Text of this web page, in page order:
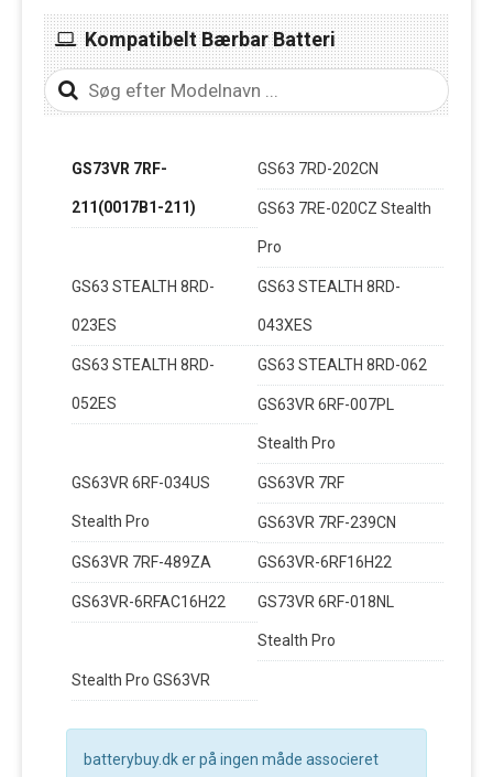
Kompatibelt Bærbar Batteri
GS73VR 7RF-
211(0017B1-211)
GS63 7RD-202CN
GS63 7RE-020CZ Stealth
Pro
GS63 STEALTH 8RD-
023ES
GS63 STEALTH 8RD-
043XES
GS63 STEALTH 8RD-
052ES
GS63 STEALTH 8RD-062
GS63VR 6RF-007PL
Stealth Pro
GS63VR 6RF-034US
Stealth Pro
GS63VR 7RF
GS63VR 7RF-239CN
GS63VR 7RF-489ZA GS63VR-6RF16H22
GS63VR-6RFAC16H22 GS73VR 6RF-018NL
Stealth Pro
Stealth Pro GS63VR
batterybuy.dk er på ingen måde associeret